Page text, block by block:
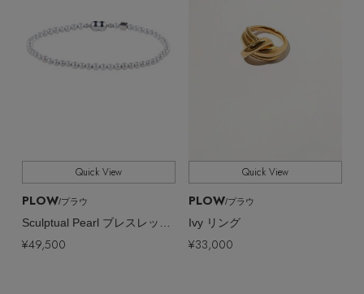
Quick View
PLOW/プラウ
¥49,500
Quick View
PLOW/プラウ
Ivy リング
¥33,000